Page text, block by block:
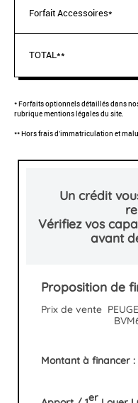
Forfait Accessoires*
TOTAL**
* Forfaits optionnels détaillés dans
rubrique mentions légales du site.
** Hors frais d'immatriculation et